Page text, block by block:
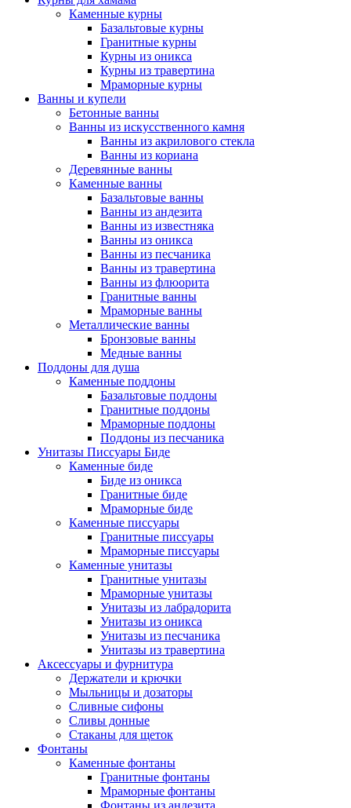
Каменные курны
Базальтовые курны
Гранитные курны
Курны из оникса
Курны из травертина
Мраморные курны
Ванны и купели
Бетонные ванны
Ванны из искусственного камня
Ванны из акрилового стекла
Ванны из кориана
Деревянные ванны
Каменные ванны
Базальтовые ванны
Ванны из андезита
Ванны из известняка
Ванны из оникса
Ванны из песчаника
Ванны из травертина
Ванны из флюорита
Гранитные ванны
Мраморные ванны
Металлические ванны
Бронзовые ванны
Медные ванны
Поддоны для душа
Каменные поддоны
Базальтовые поддоны
Гранитные поддоны
Мраморные поддоны
Поддоны из песчаника
Унитазы Писсуары Биде
Каменные биде
Биде из оникса
Гранитные биде
Мраморные биде
Каменные писсуары
Гранитные писсуары
Мраморные писсуары
Каменные унитазы
Гранитные унитазы
Мраморные унитазы
Унитазы из лабрадорита
Унитазы из оникса
Унитазы из песчаника
Унитазы из травертина
Аксессуары и фурнитура
Держатели и крючки
Мыльницы и дозаторы
Сливные сифоны
Сливы донные
Стаканы для щеток
Фонтаны
Каменные фонтаны
Гранитные фонтаны
Мраморные фонтаны
Фонтаны из андезита